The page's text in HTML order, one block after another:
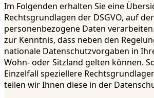
Im Folgenden erhalten Sie eine
Rechtsgrundlagen der DSGVO, auf
personenbezogene Daten
zur Kenntnis, dass neben den
nationale Datenschutzvorgaben in
Wohn- oder Sitzland gelten können.
Einzelfall speziellere
teilen wir Ihnen diese in der